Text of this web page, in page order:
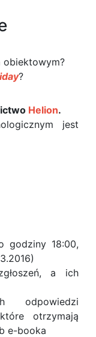
obiektowym?
?
Helion.
jest
godziny 18:00,
a ich
odpowiedzi
otrzymają
e-booka